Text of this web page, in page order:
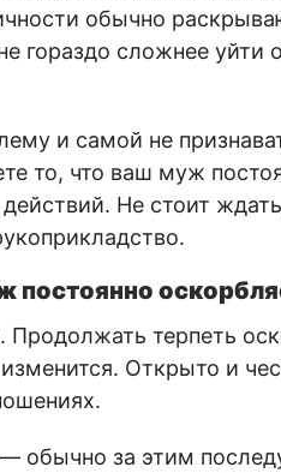
обычно
сложнее уйти
и самой не
то, что ваш муж
Не стоит
постоянно
Продолжать терпеть
Открыто и
обычно за этим